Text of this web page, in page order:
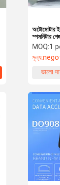
অটোমোটার
স্পমনিটার
OBDII কার
MOQ:1
মূল্য:
ভালো